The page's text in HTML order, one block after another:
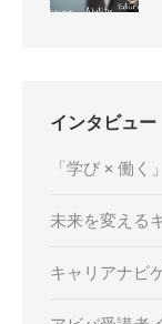
インタビュー
「学び × 働く
未来を変える
キャリアナビ